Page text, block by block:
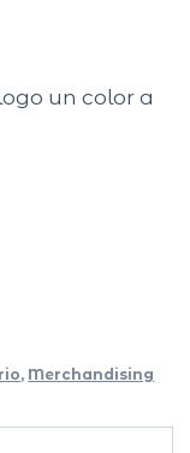
un color a
, Merchandising